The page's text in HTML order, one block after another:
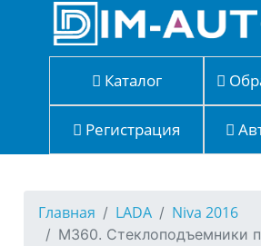
Каталог
Регистрация
Главная LADA Niva 2016
M360. Стеклоподъемники